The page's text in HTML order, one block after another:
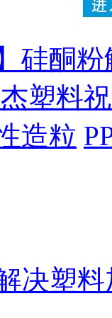
硅酮
塑料
造粒
决塑